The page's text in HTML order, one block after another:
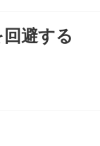
避する